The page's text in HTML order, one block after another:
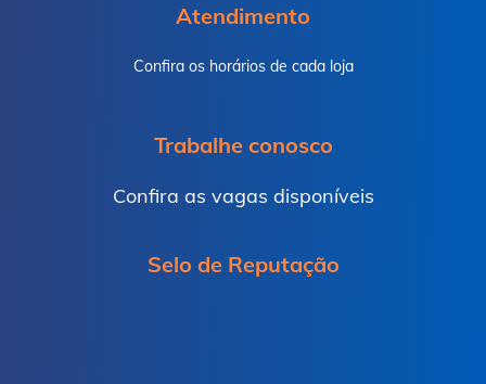
Atendimento
Confira os horários de cada loja
Trabalhe conosco
Confira as vagas disponíveis
Selo de Reputação